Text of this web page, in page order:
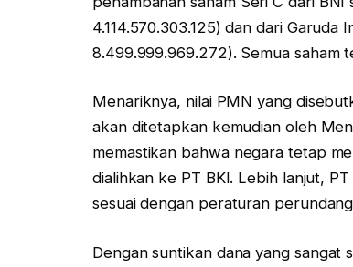
4.114.570.303.125) dan dari
8.499.999.969.272). Semua
Menariknya, nilai PMN yang
akan ditetapkan kemudian oleh
memastikan bahwa negara tetap
dialihkan ke PT BKI. Lebih lanjut,
sesuai dengan peraturan
Dengan suntikan dana yang sangat